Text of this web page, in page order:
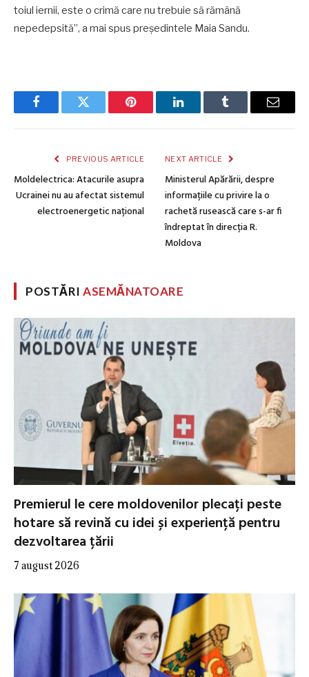
toiul iernii, este o crimă care nu trebuie să rămână
nepedepsită”, a mai spus președintele Maia Sandu.
FacebookTwitter Pinterest LinkedInTumblr Email
PREVIOUS ARTICLE
Moldelectrica: Atacurile asupra
Ucrainei nu au afectat sistemul
electroenergetic național
NEXT ARTICLE
Ministerul Apărării, despre
informațiile cu privire la o
rachetă rusească care s-ar fi
îndreptat în direcția R.
Moldova
POSTĂRIASEMĂNATOARE
Premierul le cere moldovenilor plecați peste
hotare să revină cu idei și experiență pentru
dezvoltarea țării
7 august 2026